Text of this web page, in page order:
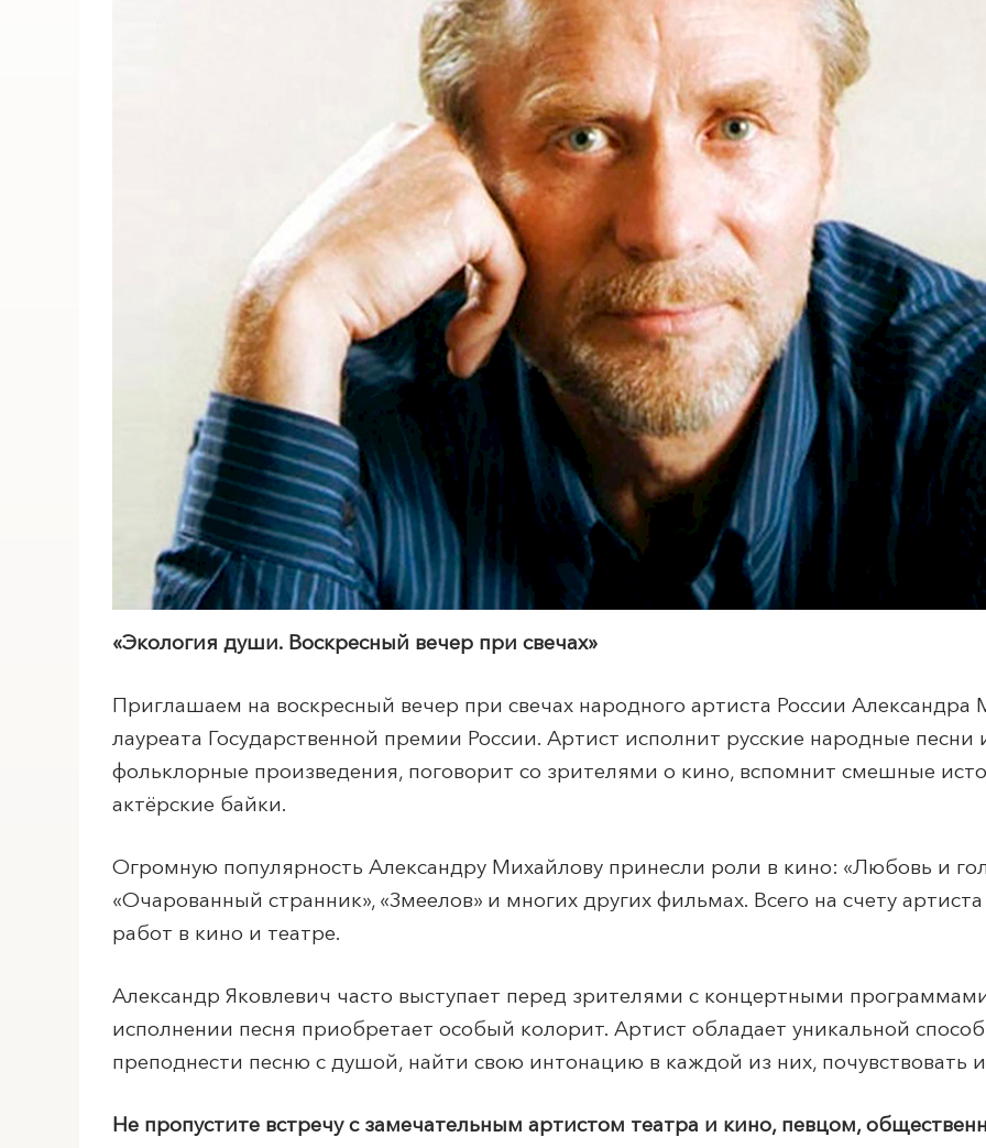
ПОИСК ПО МЕРОПРИЯТИЯМ
«Экология души. Воскресный вечер при свечах»
Приглашаем на воскресный вечер при свечах народного артиста России Александра
лауреата Государственной премии России. Артист исполнит русские народные
фольклорные произведения, поговорит со зрителями о кино, вспомнит смешные
актёрские байки.
Огромную популярность Александру Михайлову принесли роли в кино: «Любовь и
«Очарованный странник», «Змеелов» и многих других фильмах. Всего на счету
работ в кино и театре.
Александр Яковлевич часто выступает перед зрителями с концертными
исполнении песня приобретает особый колорит. Артист обладает уникальной
преподнести песню с душой, найти свою интонацию в каждой из них, почувствовать
Не пропустите встречу с замечательным артистом театра и кино, певцом,